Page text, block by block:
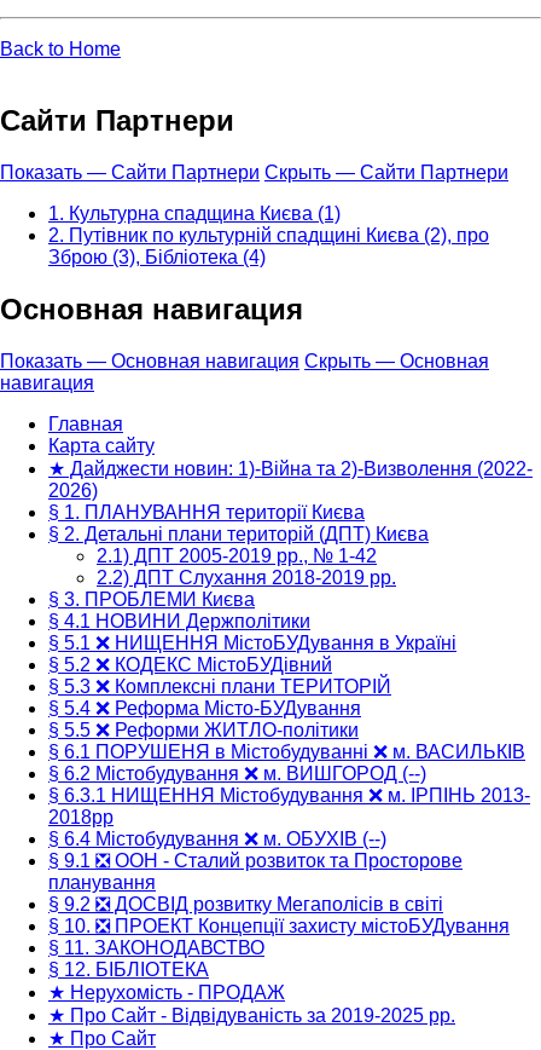
Back to Home
Сайти Партнери
Показать — Сайти Партнери Скрыть — Сайти Партнери
1. Культурна спадщина Києва (1)
2. Путівник по культурній спадщині Києва (2), про
Зброю (3), Бібліотека (4)
Основная навигация
Показать — Основная навигация Скрыть — Основная
навигация
Главная
Карта сайту
★ Дайджести новин: 1)-Війна та 2)-Визволення (2022-
2026)
§ 1. ПЛАНУВАННЯ території Києва
§ 2. Детальні плани територій (ДПТ) Києва
2.1) ДПТ 2005-2019 рр., № 1-42
2.2) ДПТ Слухання 2018-2019 рр.
§ 3. ПРОБЛЕМИ Києва
§ 4.1 НОВИНИ Держполітики
§ 5.1 ❌ НИЩЕННЯ МістоБУДування в Україні
§ 5.2 ❌ КОДЕКС МістоБУДівний
§ 5.3 ❌ Комплексні плани ТЕРИТОРІЙ
§ 5.4 ❌ Реформа Місто-БУДування
§ 5.5 ❌ Реформи ЖИТЛО-політики
§ 6.1 ПОРУШЕНЯ в Містобудуванні ❌ м. ВАСИЛЬКІВ
§ 6.2 Містобудування ❌ м. ВИШГОРОД (--)
§ 6.3.1 НИЩЕННЯ Містобудування ❌ м. ІРПІНЬ 2013-
2018рр
§ 6.4 Містобудування ❌ м. ОБУХІВ (--)
§ 9.1 ❎ ООН - Сталий розвиток та Просторове
планування
§ 9.2 ❎ ДОСВІД розвитку Мегаполісів в світі
§ 10. ❎ ПРОЕКТ Концепції захисту містоБУДування
§ 11. ЗАКОНОДАВСТВО
§ 12. БІБЛІОТЕКА
★ Нерухомість - ПРОДАЖ
★ Про Сайт - Відвідуваність за 2019-2025 рр.
★ Про Сайт